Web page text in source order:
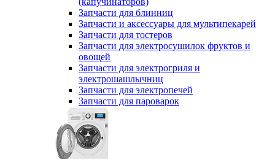
Запчасти для блинниц
Запчасти и аксессуары для мультипекарей
Запчасти для тостеров
Запчасти для электросушилок фруктов и
овощей
Запчасти для электрогриля и
электрошашлычниц
Запчасти для электропечей
Запчасти для пароварок